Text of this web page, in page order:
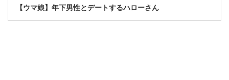
【ウマ娘】年下男性とデートするハローさん